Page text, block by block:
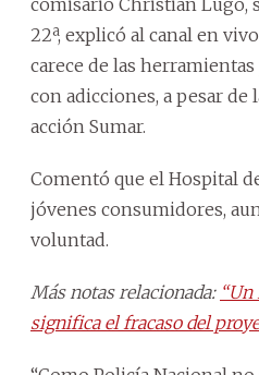
22ª, explicó al canal en
carece de las
con adicciones, a pesar de
acción Sumar.
Comentó que el Hospital
jóvenes consumidores,
voluntad.
Más notas relacionada:
significa el fracaso del